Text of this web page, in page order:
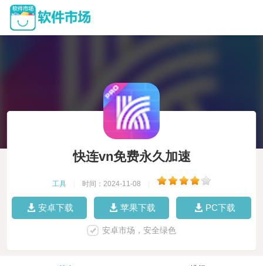
快连vn免费永久加速
工具 时间：2024-11-08
安卓下载 苹果下载 PC下载
安卓市场，安全绿色